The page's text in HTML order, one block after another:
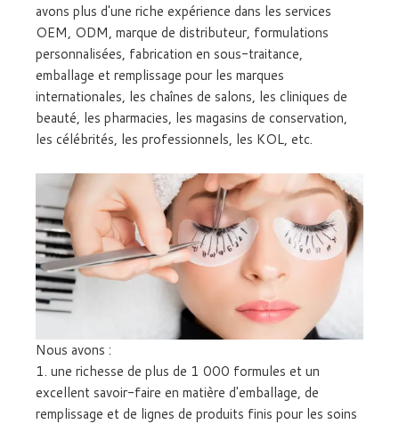
avons plus d'une riche expérience dans les services
OEM, ODM, marque de distributeur, formulations
personnalisées, fabrication en sous-traitance,
emballage et remplissage pour les marques
internationales, les chaînes de salons, les cliniques de
beauté, les pharmacies, les magasins de conservation,
les célébrités, les professionnels, les KOL, etc.
Nous avons :
1. une richesse de plus de 1 000 formules et un
excellent savoir-faire en matière d'emballage, de
remplissage et de lignes de produits finis pour les soins